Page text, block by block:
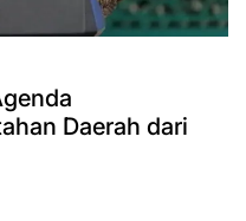
Daerah dari